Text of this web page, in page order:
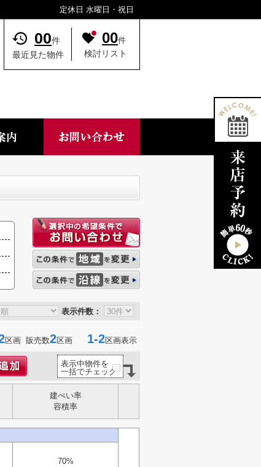
定休日 水曜日・祝日
00件
最近見た物件
00件
検討リスト
表示件数：
区画 販売数2区画 1-2区画表示
表示中物件を
一括でチェック
建ぺい率
容積率
70%